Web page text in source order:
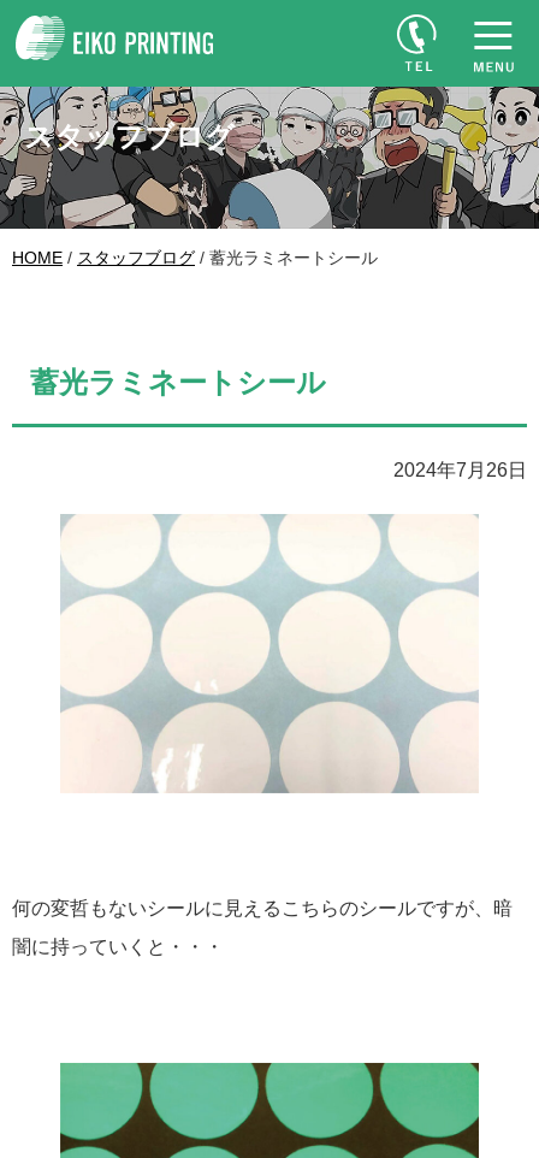
スタッフブログ
HOME / スタッフブログ / 蓄光ラミネートシール
蓄光ラミネートシール
2024年7月26日
何の変哲もないシールに見えるこちらのシールですが、暗
闇に持っていくと・・・